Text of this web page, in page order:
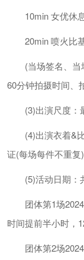
10min 女优休
20min 喷火比
(当场签名、
60分钟拍摄时间、
(3)出演尺度：
(4)出演衣着&
证(每场每件不重复)
(5)活动日期：
团体第1场
时间提前半小时，
团体第2场